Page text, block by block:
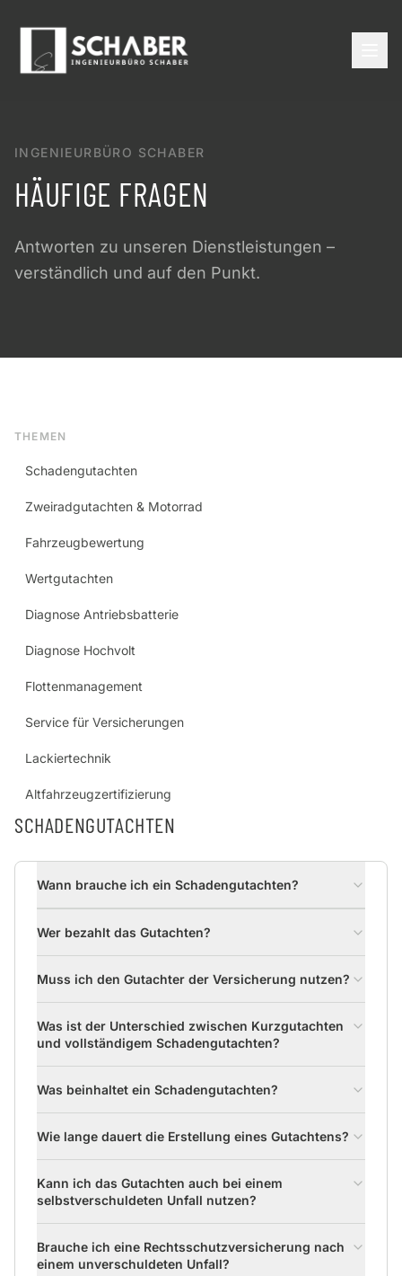
INGENIEURBÜRO SCHABER
HÄUFIGE FRAGEN
Antworten zu unseren Dienstleistungen –
verständlich und auf den Punkt.
THEMEN
Schadengutachten
Zweiradgutachten & Motorrad
Fahrzeugbewertung
Wertgutachten
Diagnose Antriebsbatterie
Diagnose Hochvolt
Flottenmanagement
Service für Versicherungen
Lackiertechnik
Altfahrzeugzertifizierung
SCHADENGUTACHTEN
Wann brauche ich ein Schadengutachten?
Wer bezahlt das Gutachten?
Muss ich den Gutachter der Versicherung nutzen?
Was ist der Unterschied zwischen Kurzgutachten
und vollständigem Schadengutachten?
Was beinhaltet ein Schadengutachten?
Wie lange dauert die Erstellung eines Gutachtens?
Kann ich das Gutachten auch bei einem
selbstverschuldeten Unfall nutzen?
Brauche ich eine Rechtsschutzversicherung nach
einem unverschuldeten Unfall?